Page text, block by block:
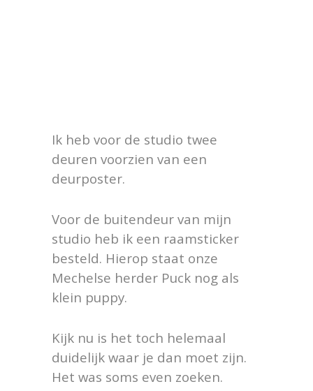
Ik heb voor de studio twee
deuren voorzien van een
deurposter.
Voor de buitendeur van mijn
studio heb ik een raamsticker
besteld. Hierop staat onze
Mechelse herder Puck nog als
klein puppy.
Kijk nu is het toch helemaal
duidelijk waar je dan moet zijn.
Het was soms even zoeken.